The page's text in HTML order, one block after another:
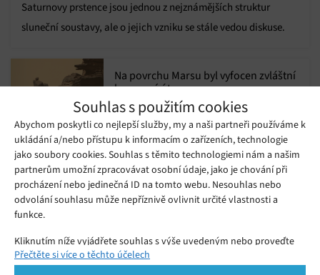
Souhlas s použitím cookies
Abychom poskytli co nejlepší služby, my a naši partneři používáme k
ukládání a/nebo přístupu k informacím o zařízeních, technologie
jako soubory cookies. Souhlas s těmito technologiemi nám a našim
partnerům umožní zpracovávat osobní údaje, jako je chování při
procházení nebo jedinečná ID na tomto webu. Nesouhlas nebo
odvolání souhlasu může nepříznivě ovlivnit určité vlastnosti a
funkce.
Kliknutím níže vyjádřete souhlas s výše uvedeným nebo proveďte
podrobnější rozhodnutí. Vaše volby budou použity pouze na tomto
Přečtěte si více o těchto účelech
Saturnovy prstence jsou jednou z nejznámějších struktur
sluneční soustavy, ale o jejich vzniku se stále vedou diskuse.
Na povrchu Marsu byl vyfocen zvláštní
kamenný útvar
Pátek 15. 07. 2022
Zuckerberg se omlouvá za výpadek
sociálních sítí Facebooku
Středa 06. 10. 2021 Redakce
Elon Musk objasnil, proč raketa SN10